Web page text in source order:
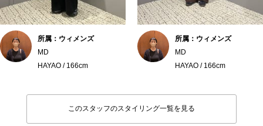
所属：ウィメンズ
MD
HAYAO / 166cm
所属：ウィメンズ
MD
HAYAO / 166cm
このスタッフのスタイリング一覧を見る